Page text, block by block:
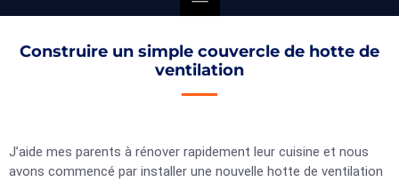
Construire un simple couvercle de hotte de
ventilation
J’aide mes parents à rénover rapidement leur cuisine et nous
avons commencé par installer une nouvelle hotte de ventilation